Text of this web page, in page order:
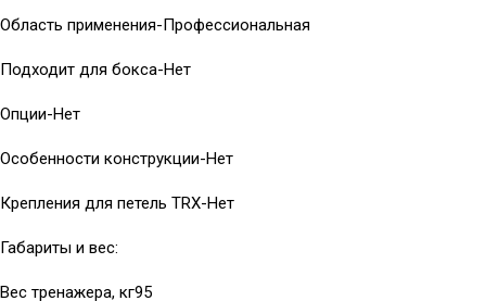
Область применения-Профессиональная
Подходит для бокса-Нет
Опции-Нет
Особенности конструкции-Нет
Крепления для петель TRX-Нет
Габариты и вес:
Вес тренажера, кг95